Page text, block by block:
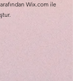
Wix.com ile